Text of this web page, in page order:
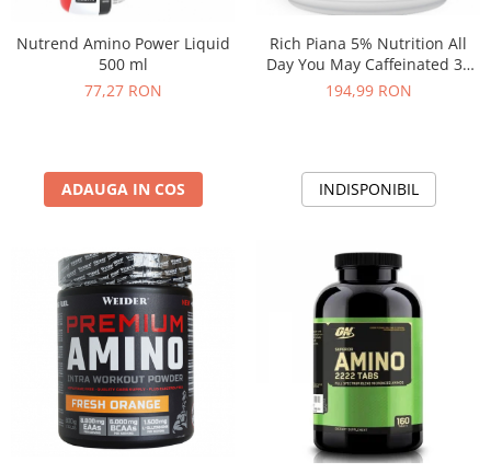
Nutrend Amino Power Liquid
500 ml
77,27 RON
ADAUGA IN COS
Rich Piana 5% Nutrition All
Day You May Caffeinated 30
serv
194,99 RON
INDISPONIBIL